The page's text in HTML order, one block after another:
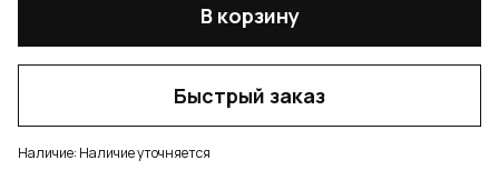
В корзину
Быстрый заказ
Наличие: Наличие уточняется